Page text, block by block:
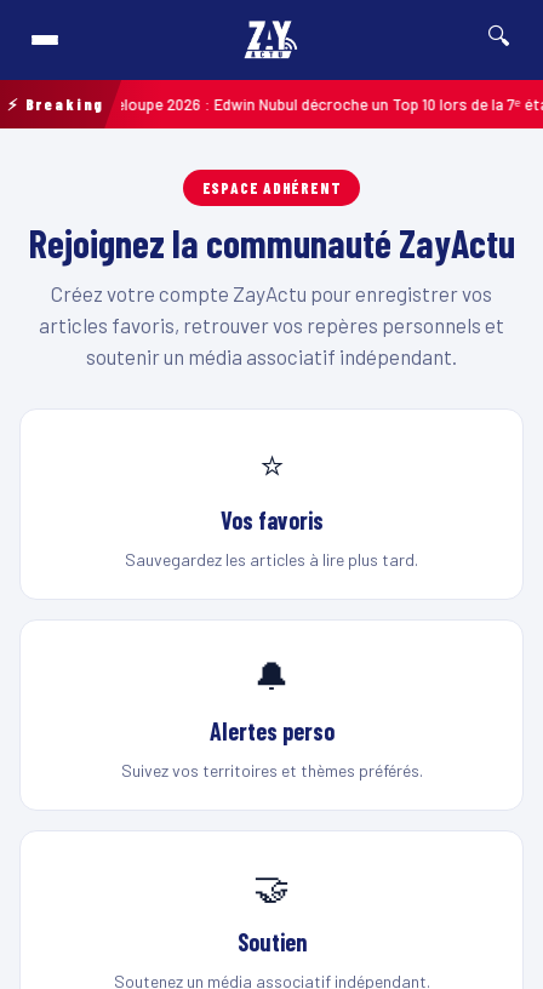
🔍
⚡ Breaking
de Guadeloupe 2026 : Edwin Nubul décroche un Top 10 lors de la 7ᵉ
ESPACE ADHÉRENT
Rejoignez la communauté ZayActu
Créez votre compte ZayActu pour enregistrer vos
articles favoris, retrouver vos repères personnels et
soutenir un média associatif indépendant.
⭐
Vos favoris
Sauvegardez les articles à lire plus tard.
🔔
Alertes perso
Suivez vos territoires et thèmes préférés.
🤝
Soutien
Soutenez un média associatif indépendant.